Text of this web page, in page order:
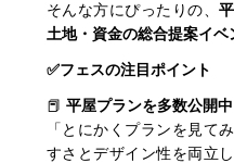
そんな方にぴったりの、
土地・資金の総合提案イベ
✅フェスの注目ポイント
📕 平屋プランを多数公開中
「とにかくプランを見て
すさとデザイン性を両立